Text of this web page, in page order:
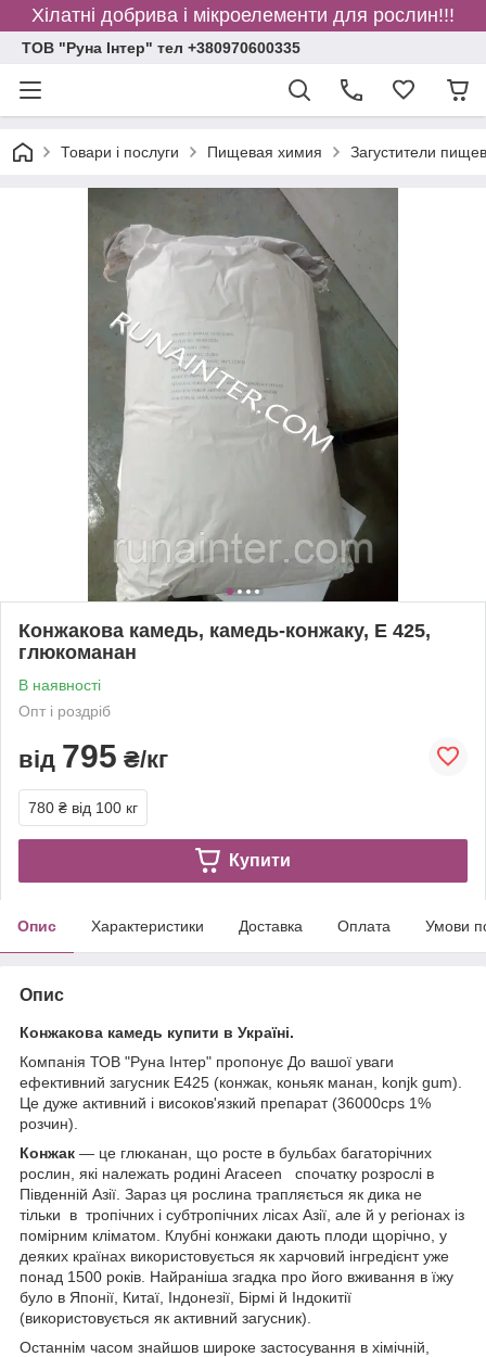
Хілатні добрива і мікроелементи для рослин!!!
ТОВ "Руна Інтер" тел +380970600335
Товари і послуги Пищевая химия Загустители
Конжакова камедь, камедь-конжаку, Е 425,
глюкоманан
В наявності
Опт і роздріб
від 795 ₴/кг
780 ₴ від 100 кг
Купити
Опис Характеристики Доставка Оплата Умови
Опис
Конжакова камедь купити в Україні.
Компанія ТОВ "Руна Інтер" пропонує До вашої уваги
ефективний загусник Е425 (конжак, коньяк манан, konjk gum).
Це дуже активний і високов'язкий препарат (36000cps 1%
розчин).
Конжак — це глюканан, що росте в бульбах багаторічних
рослин, які належать родині Araceen спочатку розрослі в
Південній Азії. Зараз ця рослина трапляється як дика не
тільки в тропічних і субтропічних лісах Азії, але й у регіонах із
помірним кліматом. Клубні конжаки дають плоди щорічно, у
деяких країнах використовується як харчовий інгредієнт уже
понад 1500 років. Найраніша згадка про його вживання в їжу
було в Японії, Китаї, Індонезії, Бірмі й Індокитії
(використовується як активний загусник).
Останнім часом знайшов широке застосування в хімічній,